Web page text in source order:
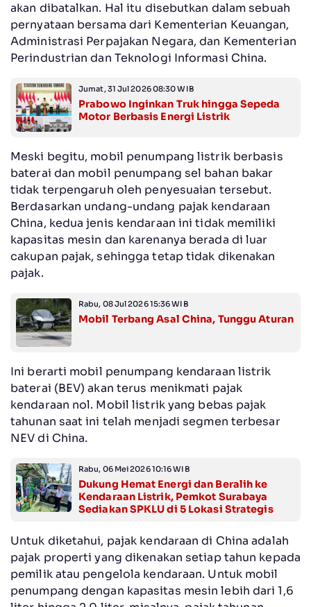
akan dibatalkan. Hal itu disebutkan dalam sebuah
pernyataan bersama dari Kementerian Keuangan,
Administrasi Perpajakan Negara, dan Kementerian
Perindustrian dan Teknologi Informasi China.
Jumat, 31 Jul 2026 08:30 WIB
Prabowo Inginkan Truk hingga Sepeda
Motor Berbasis Energi Listrik
Meski begitu, mobil penumpang listrik berbasis
baterai dan mobil penumpang sel bahan bakar
tidak terpengaruh oleh penyesuaian tersebut.
Berdasarkan undang-undang pajak kendaraan
China, kedua jenis kendaraan ini tidak memiliki
kapasitas mesin dan karenanya berada di luar
cakupan pajak, sehingga tetap tidak dikenakan
pajak.
Rabu, 08 Jul 2026 15:36 WIB
Mobil Terbang Asal China, Tunggu Aturan
Ini berarti mobil penumpang kendaraan listrik
baterai (BEV) akan terus menikmati pajak
kendaraan nol. Mobil listrik yang bebas pajak
tahunan saat ini telah menjadi segmen terbesar
NEV di China.
Rabu, 06 Mei 2026 10:16 WIB
Dukung Hemat Energi dan Beralih ke
Kendaraan Listrik, Pemkot Surabaya
Sediakan SPKLU di 5 Lokasi Strategis
Untuk diketahui, pajak kendaraan di China adalah
pajak properti yang dikenakan setiap tahun kepada
pemilik atau pengelola kendaraan. Untuk mobil
penumpang dengan kapasitas mesin lebih dari 1,6